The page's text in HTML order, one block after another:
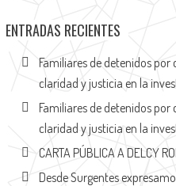
ENTRADAS RECIENTES
Familiares de detenidos por
claridad y justicia en la
Familiares de detenidos por
claridad y justicia en la
CARTA PÚBLICA A DELCY
Desde Surgentes